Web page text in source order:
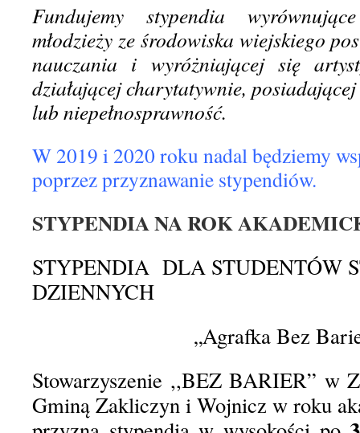
Fundujemy stypendia
młodzieży ze środowiska wiejskiego
nauczania i wyróżniającej się
działającej charytatywnie,
lub niepełnosprawność.
W 2019 i 2020 roku nadal będziemy
poprzez przyznawanie stypendiów.
STYPENDIA NA ROK
STYPENDIA DLA STUDENTÓW
DZIENNYCH
„Agrafka Bez
Stowarzyszenie ,,BEZ BARIER” w
Gminą Zakliczyn i Wojnicz w roku